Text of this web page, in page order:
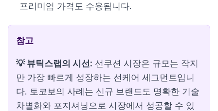
프리미엄 가격도 수용됩니다.
참고
💡 뷰틱스랩의 시선: 선쿠션 시장은 규모는 작지
만 가장 빠르게 성장하는 선케어 세그먼트입니
다. 토코보의 사례는 신규 브랜드도 명확한 기술
차별화와 포지셔닝으로 시장에서 성공할 수 있